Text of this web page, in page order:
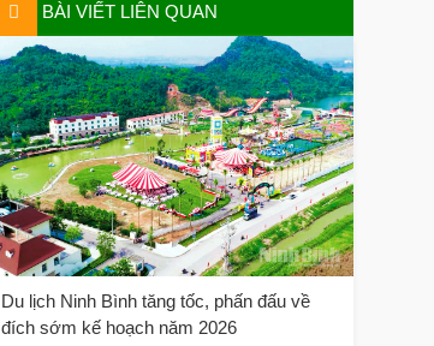
BÀI VIẾT LIÊN QUAN
Du lịch Ninh Bình tăng tốc, phấn đấu về
đích sớm kế hoạch năm 2026